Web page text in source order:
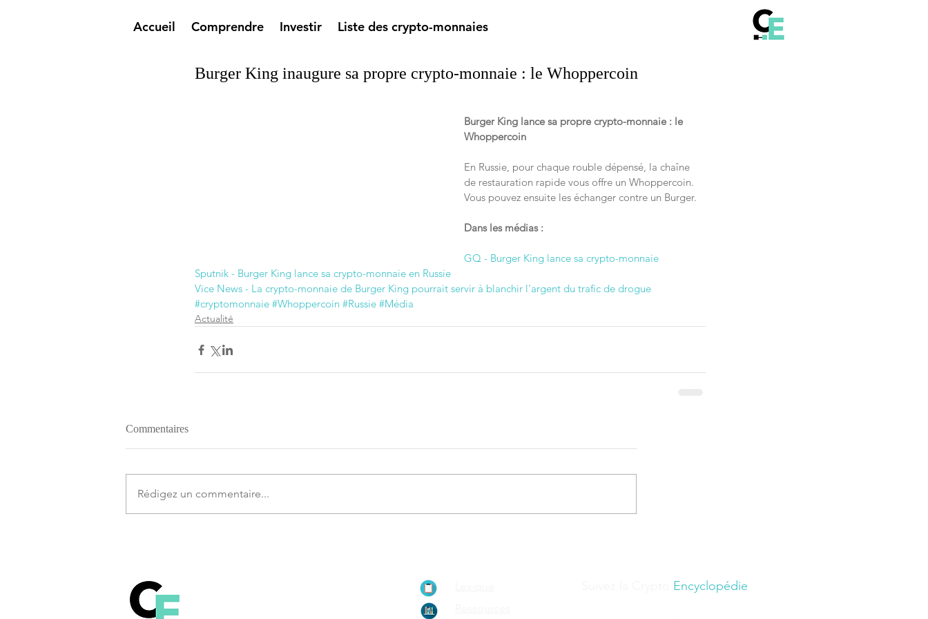
Accueil Comprendre Investir Liste des crypto-monnaies
Burger King inaugure sa propre crypto-monnaie : le Whoppercoin
Burger King lance sa propre crypto-monnaie : le
Whoppercoin
En Russie, pour chaque rouble dépensé, la chaîne
de restauration rapide vous offre un Whoppercoin.
Vous pouvez ensuite les échanger contre un Burger.
Dans les médias :
GQ - Burger King lance sa crypto-monnaie
Sputnik - Burger King lance sa crypto-monnaie en Russie
Vice News - La crypto-monnaie de Burger King pourrait servir à blanchir l'argent du trafic de drogue
#cryptomonnaie #Whoppercoin #Russie #Média
Actualité
Commentaires
Rédigez un commentaire...
Encyclopédie